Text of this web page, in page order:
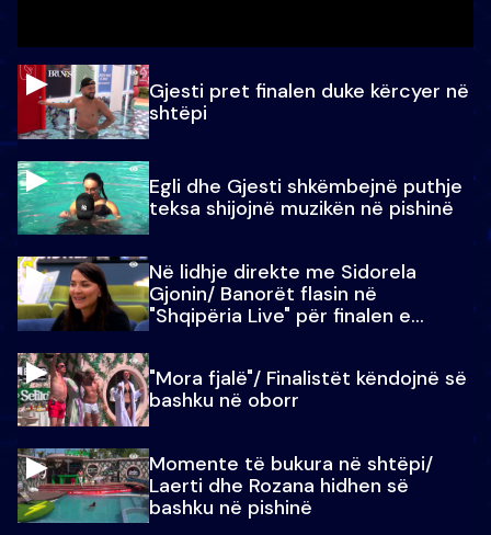
Gjesti pret finalen duke kërcyer në
shtëpi
Egli dhe Gjesti shkëmbejnë puthje
teksa shijojnë muzikën në pishinë
Në lidhje direkte me Sidorela
Gjonin/ Banorët flasin në
"Shqipëria Live" për finalen e
"Mora fjalë"/ Finalistët këndojnë së
bashku në oborr
Momente të bukura në shtëpi/
Laerti dhe Rozana hidhen së
bashku në pishinë